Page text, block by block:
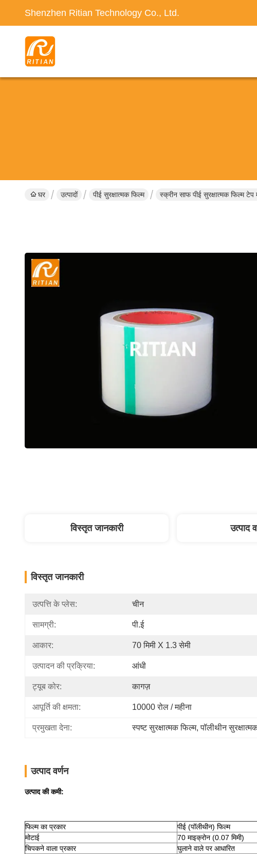
Shenzhen Ritian Technology Co., Ltd.
घर उत्पादों पीई सुरक्षात्मक फिल्म स्क्रीन साफ ​​पीई सुरक्षात्मक फिल्म
विस्तृत जानकारी उत्पाद
विस्तृत जानकारी
उत्पत्ति के प्लेस: चीन
सामग्री: पी.ई
आकार: 70 मिमी X 1.3 सेमी
उत्पादन की प्रक्रिया: आंधी
ट्यूब कोर: कागज़
आपूर्ति की क्षमता: 10000 रोल / महीना
प्रमुखता देना: स्पष्ट सुरक्षात्मक फिल्म, पॉलीथीन
उत्पाद वर्णन
उत्पाद की कमी:
फिल्म का प्रकार
पीई (पॉलीथीन) फिल्म
मोटाई
70 माइक्रोन (0.07 मिमी)
चिपकने वाला प्रकार
घुलाने वाले पर आधारित